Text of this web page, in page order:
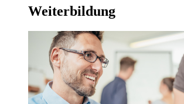
Weiterbildung